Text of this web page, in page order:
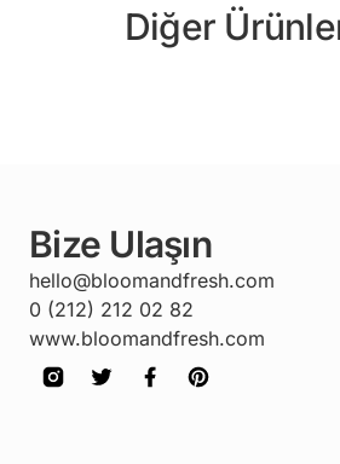
Diğer
Bize Ulaşın
hello@bloomandfresh.com
0 (212) 212 02 82
www.bloomandfresh.com